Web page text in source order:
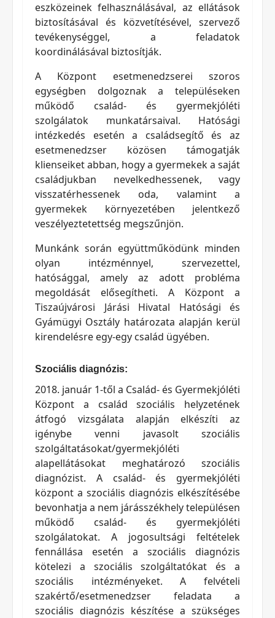
eszközeinek felhasználásával, az ellátások
biztosításával és közvetítésével, szervező
tevékenységgel, a feladatok
koordinálásával biztosítják.
A Központ esetmenedzserei szoros
egységben dolgoznak a településeken
működő család- és gyermekjóléti
szolgálatok munkatársaival. Hatósági
intézkedés esetén a családsegítő és az
esetmenedzser közösen támogatják
klienseiket abban, hogy a gyermekek a saját
családjukban nevelkedhessenek, vagy
visszatérhessenek oda, valamint a
gyermekek környezetében jelentkező
veszélyeztetettség megszűnjön.
Munkánk során együttműködünk minden
olyan intézménnyel, szervezettel,
hatósággal, amely az adott probléma
megoldását elősegítheti. A Központ a
Tiszaújvárosi Járási Hivatal Hatósági és
Gyámügyi Osztály határozata alapján kerül
kirendelésre egy-egy család ügyében.
Szociális diagnózis:
2018. január 1-től a Család- és Gyermekjóléti
Központ a család szociális helyzetének
átfogó vizsgálata alapján elkészíti az
igénybe venni javasolt szociális
szolgáltatásokat/gyermekjóléti
alapellátásokat meghatározó szociális
diagnózist. A család- és gyermekjóléti
központ a szociális diagnózis elkészítésébe
bevonhatja a nem járásszékhely településen
működő család- és gyermekjóléti
szolgálatokat. A jogosultsági feltételek
fennállása esetén a szociális diagnózis
kötelezi a szociális szolgáltatókat és a
szociális intézményeket. A felvételi
szakértő/esetmenedzser feladata a
szociális diagnózis készítése a szükséges